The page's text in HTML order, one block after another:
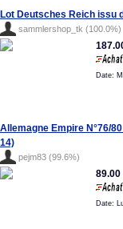
Lot Deutsches Reich issu
sammlershop_tk (100.0%)
Date:
Allemagne Empire N°76/
14)
pejm83 (99.6%)
89.00
Date: